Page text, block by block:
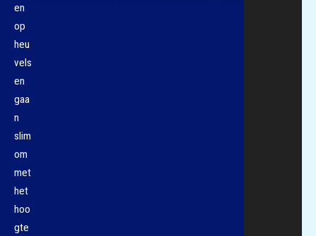
en
op
heu
vels
en
gaa
n
slim
om
met
het
hoo
gte